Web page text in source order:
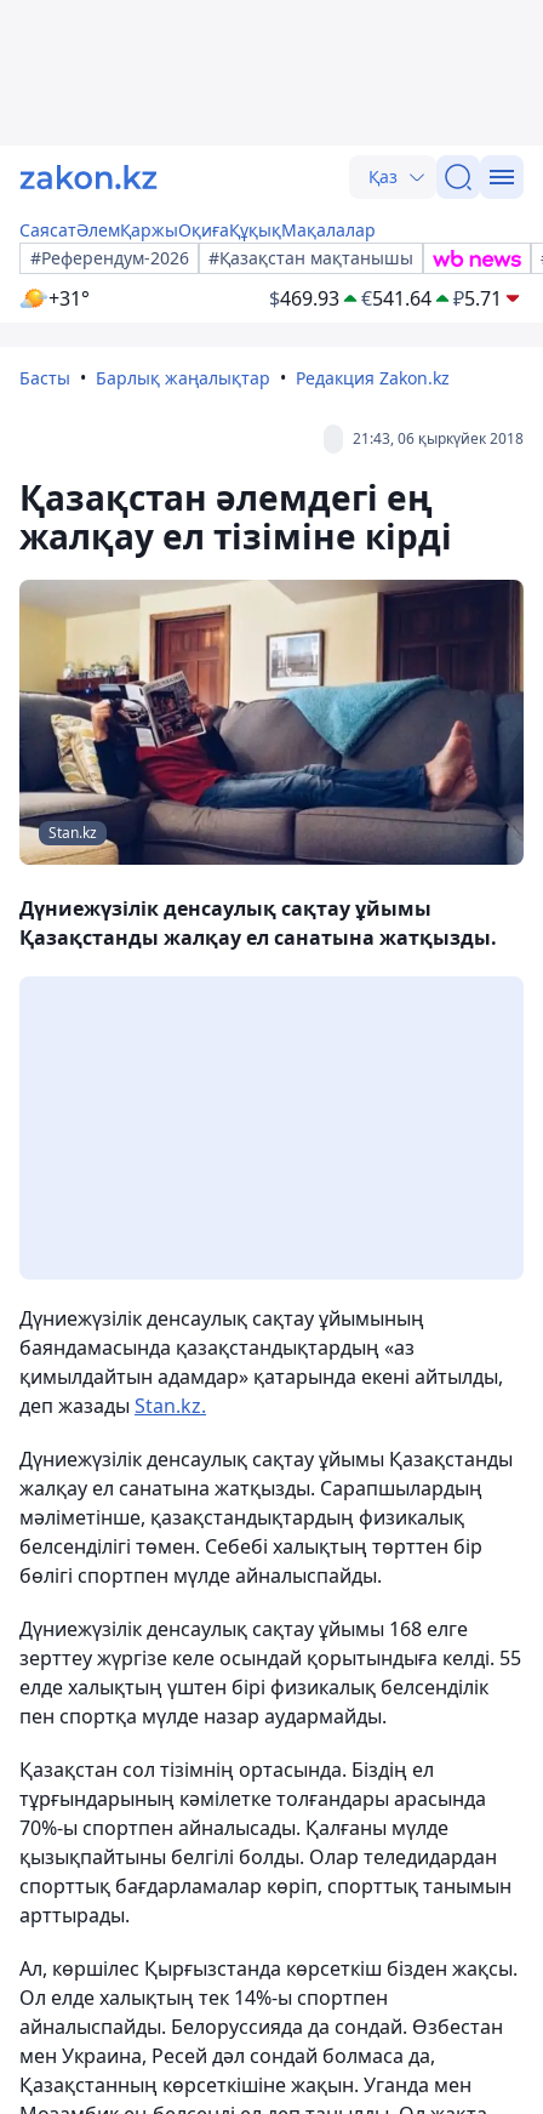
Қаз
СаясатӘлемҚаржыОқиғаҚұқықМақалалар
#Референдум-2026
#Қазақстан мақтанышы
+31° $469.93 €541.64 ₽5.71
Басты Барлық жаңалықтар Редакция Zakon.kz
21:43, 06 қыркүйек 2018
Қазақстан әлемдегі ең
жалқау ел тізіміне кірді
Stan.kz
Дүниежүзілік денсаулық сақтау ұйымы
Қазақстанды жалқау ел санатына жатқызды.
Дүниежүзілік денсаулық сақтау ұйымының
баяндамасында қазақстандықтардың «аз
қимылдайтын адамдар» қатарында екені айтылды,
деп жазады Stan.kz.
Дүниежүзілік денсаулық сақтау ұйымы Қазақстанды
жалқау ел санатына жатқызды. Сарапшылардың
мәліметінше, қазақстандықтардың физикалық
белсенділігі төмен. Себебі халықтың төрттен бір
бөлігі спортпен мүлде айналыспайды.
Дүниежүзілік денсаулық сақтау ұйымы 168 елге
зерттеу жүргізе келе осындай қорытындыға келді. 55
елде халықтың үштен бірі физикалық белсенділік
пен спортқа мүлде назар аудармайды.
Қазақстан сол тізімнің ортасында. Біздің ел
тұрғындарының кәмілетке толғандары арасында
70%-ы спортпен айналысады. Қалғаны мүлде
қызықпайтыны белгілі болды. Олар теледидардан
спорттық бағдарламалар көріп, спорттық танымын
арттырады.
Ал, көршілес Қырғызстанда көрсеткіш бізден жақсы.
Ол елде халықтың тек 14%-ы спортпен
айналыспайды. Белоруссияда да сондай. Өзбестан
мен Украина, Ресей дәл сондай болмаса да,
Қазақстанның көрсеткішіне жақын. Уганда мен